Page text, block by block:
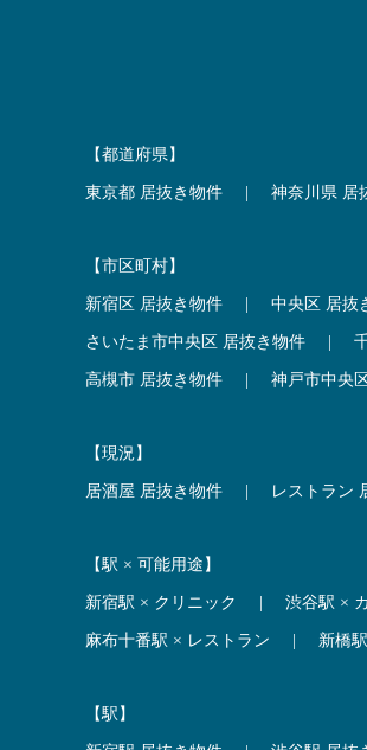
【都道府県】
東京都 居抜き物件 神奈川県 居
【市区町村】
新宿区 居抜き物件 中央区 居抜
さいたま市中央区 居抜き物件
高槻市 居抜き物件 神戸市中央
【現況】
居酒屋 居抜き物件 レストラン
【駅 × 可能用途】
新宿駅 × クリニック 渋谷駅 ×
麻布十番駅 × レストラン 新橋
【駅】